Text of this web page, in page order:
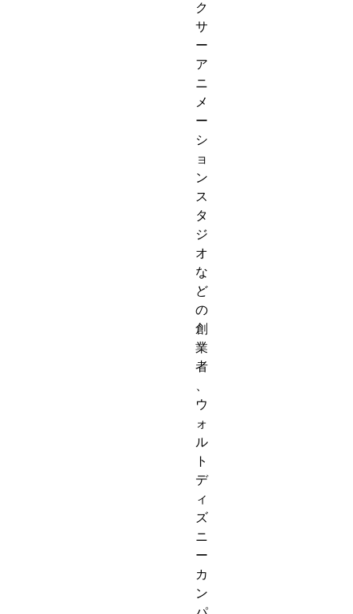
ク
サ
ー
ア
ニ
メ
ー
シ
ョ
ン
ス
タ
ジ
オ
な
ど
の
創
業
者
ウ
ォ
ル
ト
デ
ィ
ズ
ニ
ー
カ
ン